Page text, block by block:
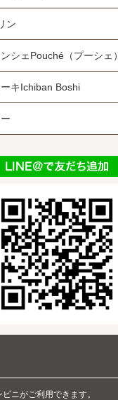
ン
シェPouché（プーシェ）
キIchiban Boshi
ニがご利用できます。